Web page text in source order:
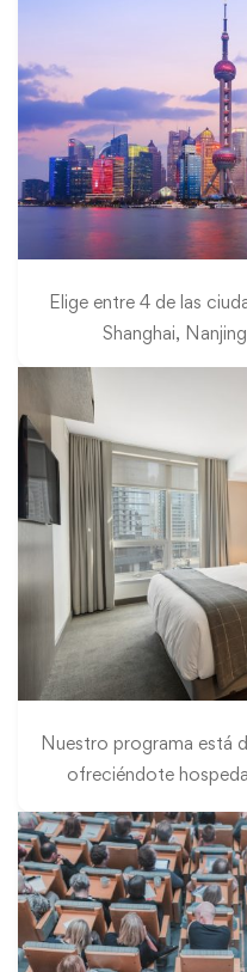
Elige entre 4 de las
Shanghai,
Nuestro programa está
ofreciéndote